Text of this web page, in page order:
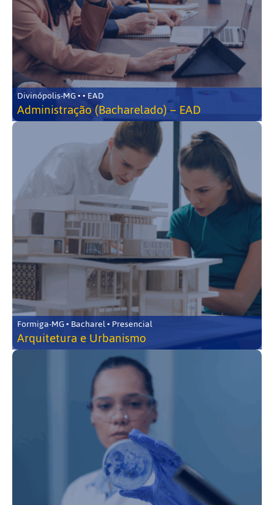
Divinópolis-MG • • EAD
Administração (Bacharelado) – EAD
Formiga-MG • Bacharel • Presencial
Arquitetura e Urbanismo